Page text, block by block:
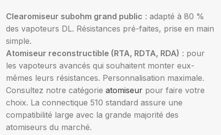
Clearomiseur subohm grand public : adapté à 80 %
des vapoteurs DL. Résistances pré-faites, prise en main
simple.
Atomiseur reconstructible (RTA, RDTA, RDA) : pour
les vapoteurs avancés qui souhaitent monter eux-
mêmes leurs résistances. Personnalisation maximale.
Consultez notre catégorie atomiseur pour faire votre
choix. La connectique 510 standard assure une
compatibilité large avec la grande majorité des
atomiseurs du marché.